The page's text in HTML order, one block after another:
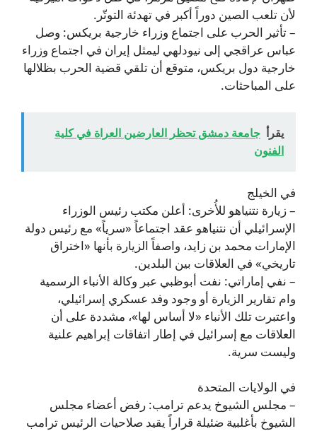
لأن تلعب الصين دوراً أكبر في تهدئة التوتّر.
– تأثير الحرب على اجتماع وزراء خارجية بريكس: وصل
عباس عراقجي إلى نيودلهي ليمثل إيران في اجتماع وزراء
خارجية دول بريكس، متوقع أن تلقي قضية الحرب بظلالها
على المباحثات.
يقرأ جامعة دمشق تحظر العارضين العراة في كلية
الفنون
في الخيلج
– زيارة نتنياهو للأُخرى: أعلن مكتب رئيس الوزراء
الإسرائيلي أن نتنياهو عقد اجتماعاً «سرياً» مع رئيس دولة
الإمارات محمد بن زايد، واصفاً الزيارة بأنها «اختراق
تاريخي» في العلاقات بين البلدين.
– نفي إماراتي: نفت أبوظبي عبر وكالة الأنباء الرسمية
وام تقارير الزيارة أو وجود وفد عسكري إسرائيلي،
واعتبرت تلك الأنباء «لا أساس لها»، مشددة على أن
العلاقات مع إسرائيل في إطار اتفاقات إبراهيم علنية
وليست سرية.
في الولايات المتحدة
– مجلس الشيوخ يدعم ترامب: رفض أعضاء مجلس
الشيوخ بأغلبية ضئيلة قراراً يقيد صلاحيات الرئيس ترامب